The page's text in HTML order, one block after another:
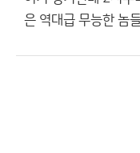
은 역대급 무능한 놈